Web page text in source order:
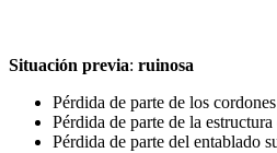
Situación previa: ruinosa
Pérdida de parte de los
Pérdida de parte de la estructura
Pérdida de parte del entablado